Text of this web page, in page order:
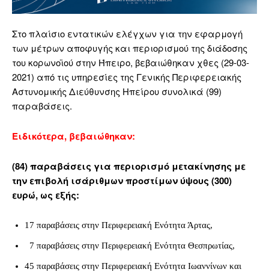
Στο πλαίσιο εντατικών ελέγχων για την εφαρμογή
των μέτρων αποφυγής και περιορισμού της διάδοσης
του κορωνοϊού στην Ήπειρο, βεβαιώθηκαν χθες (29-03-
2021) από τις υπηρεσίες της Γενικής Περιφερειακής
Αστυνομικής Διεύθυνσης Ηπείρου συνολικά (99)
παραβάσεις.
Ειδικότερα, βεβαιώθηκαν:
(84) παραβάσεις για περιορισμό μετακίνησης με
την επιβολή ισάριθμων προστίμων ύψους (300)
ευρώ, ως εξής:
17 παραβάσεις στην Περιφερειακή Ενότητα Άρτας,
7 παραβάσεις στην Περιφερειακή Ενότητα Θεσπρωτίας,
45 παραβάσεις στην Περιφερειακή Ενότητα Ιωαννίνων και